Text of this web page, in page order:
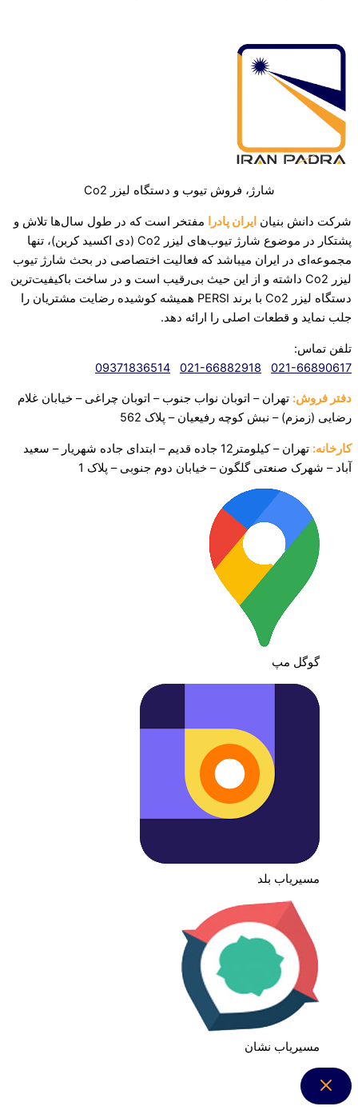
شارژ، فروش تیوب و دستگاه لیزر Co2
شرکت دانش بنیان ایران پادرا
مفتخر است که در طول سال‌ها تلاش و
پشتکار در موضوع شارژ تیوب‌های لیزر Co2 (دی اکسید کربن)، تنها
مجموعه‌ای در ایران میباشد که فعالیت اختصاصی در بحث شارژ تیوب
لیزر Co2 داشته و از این حیث بی‌رقیب است و در ساخت باکیفیت‌ترین
دستگاه لیزر Co2 با برند PERSI همیشه کوشیده رضایت مشتریان را
جلب نماید و قطعات اصلی را ارائه دهد.‌
تلفن تماس:
021-66890617
021-66882918
09371836514
دفتر فروش: تهران – اتوبان نواب جنوب – اتوبان چراغی – خیابان غلام
رضایی (زمزم) – نبش کوچه رفیعیان – پلاک 562
کارخانه:
تهران – کیلومتر12 جاده قدیم – ابتدای جاده شهریار – سعید
آباد – شهرک صنعتیگلگون – خیابان دوم جنوبی – پلاک 1
گوگل مپ
مسیریاب بلد
مسیریاب نشان